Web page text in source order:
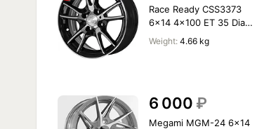
Race Ready CSS3373
6x14 4x100 ET 35 Dia
60.1 B-P
Weight: 4.66 kg
6 000 ₽
Megami MGM-24 6x14